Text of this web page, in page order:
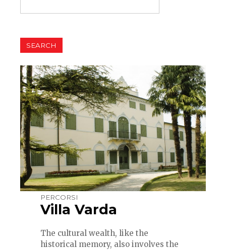
PERCORSI
Villa Varda
The cultural wealth, like the
historical memory, also involves the